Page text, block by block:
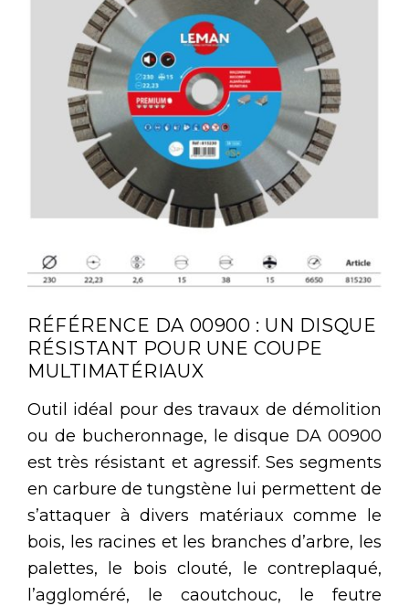
RÉFÉRENCE DA 00900 : UN DISQUE
RÉSISTANT POUR UNE COUPE
MULTIMATÉRIAUX
Outil idéal pour des travaux de démolition
ou de bucheronnage, le disque DA 00900
est très résistant et agressif. Ses segments
en carbure de tungstène lui permettent de
s’attaquer à divers matériaux comme le
bois, les racines et les branches d’arbre, les
palettes, le bois clouté, le contreplaqué,
l’aggloméré, le caoutchouc, le feutre